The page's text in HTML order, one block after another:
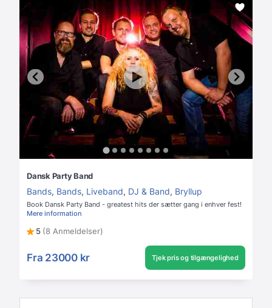
Dansk Party Band
Bands, Bands, Liveband, DJ & Band, Bryllup
Book Dansk Party Band - greatest hits der sætter gang i enhver fest!
Mere information
5 (8 Anmeldelser)
Fra 23000 kr Tjek pris og tilgængelighed